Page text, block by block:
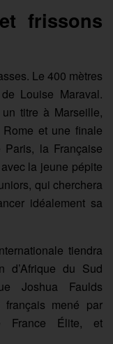
frissons
Le 400 mètres
Louise Maraval.
titre à Marseille,
et une finale
la Française
la jeune pépite
qui cherchera
idéalement sa
tiendra
d’Afrique du Sud
Joshua Faulds
mené par
France Élite, et